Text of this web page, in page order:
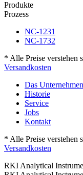
Produkte
Prozess
NC-1231
NC-1732
* Alle Preise verstehen
Versandkosten
Das Unternehmen
Historie
Service
Jobs
Kontakt
* Alle Preise verstehen
Versandkosten
RKI Analytical